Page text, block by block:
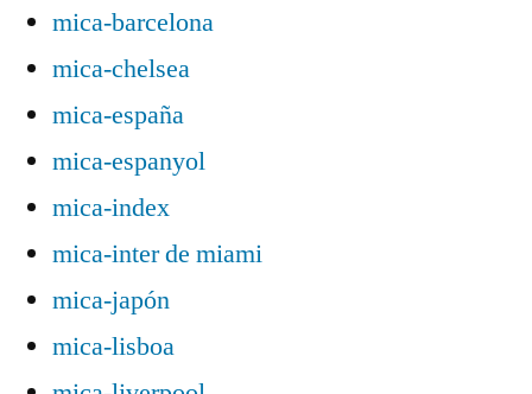
mica-barcelona
mica-chelsea
mica-españa
mica-espanyol
mica-index
mica-inter de miami
mica-japón
mica-lisboa